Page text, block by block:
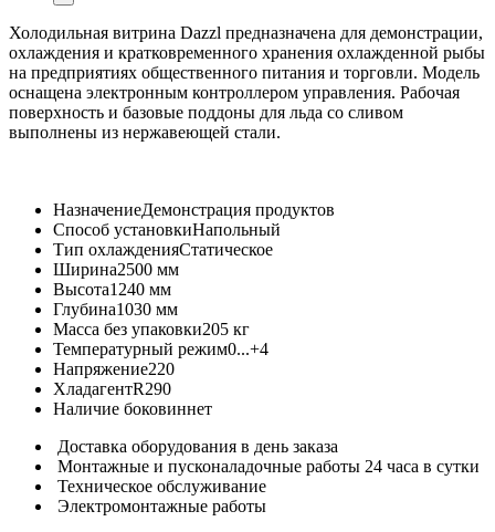
Холодильная витрина Dazzl предназначена для демонстрации,
охлаждения и кратковременного хранения охлажденной рыбы
на предприятиях общественного питания и торговли. Модель
оснащена электронным контроллером управления. Рабочая
поверхность и базовые поддоны для льда со сливом
выполнены из нержавеющей стали.
НазначениеДемонстрация продуктов
Способ установкиНапольный
Тип охлажденияСтатическое
Ширина2500 мм
Высота1240 мм
Глубина1030 мм
Масса без упаковки205 кг
Температурный режим0...+4
Напряжение220
ХладагентR290
Наличие боковиннет
Доставка оборудования в день заказа
Монтажные и пусконаладочные работы 24 часа в сутки
Техническое обслуживание
Электромонтажные работы